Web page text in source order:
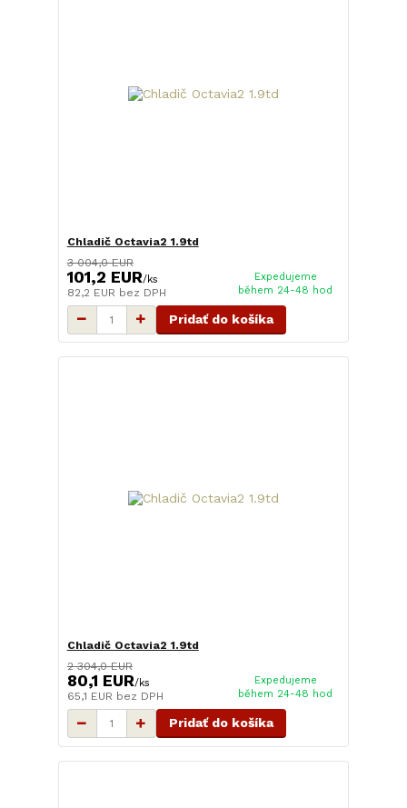
Chladič Octavia2 1.9td
3 004,0 EUR
101,2 EUR/ks
82,2 EUR bez DPH
Expedujeme
během 24-48 hod
Pridať do košíka
Chladič Octavia2 1.9td
2 304,0 EUR
80,1 EUR/ks
65,1 EUR bez DPH
Expedujeme
během 24-48 hod
Pridať do košíka